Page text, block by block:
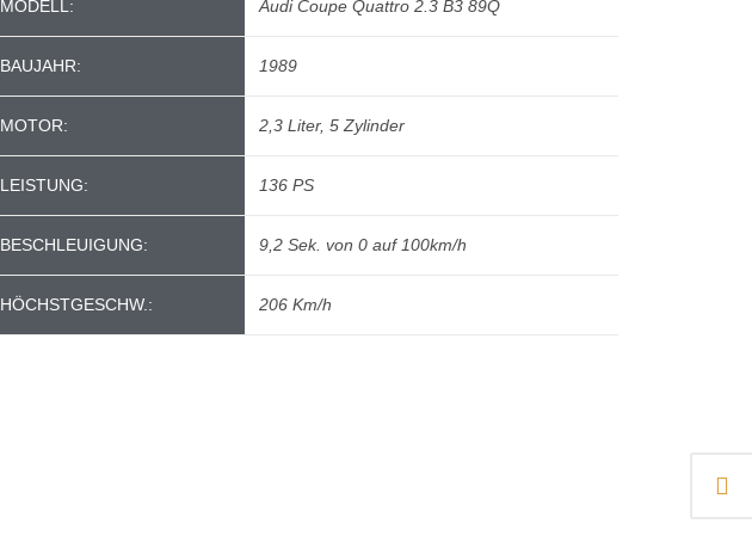
MODELL: Audi Coupe Quattro 2.3 B3 89Q
BAUJAHR: 1989
MOTOR: 2,3 Liter, 5 Zylinder
LEISTUNG: 136 PS
BESCHLEUIGUNG: 9,2 Sek. von 0 auf 100km/h
HÖCHSTGESCHW.: 206 Km/h